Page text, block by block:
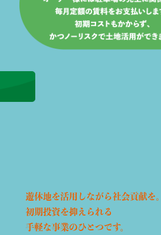
遊休地を活用しながら社会貢献を。
初期投資を抑えられる
手軽な事業のひとつです。